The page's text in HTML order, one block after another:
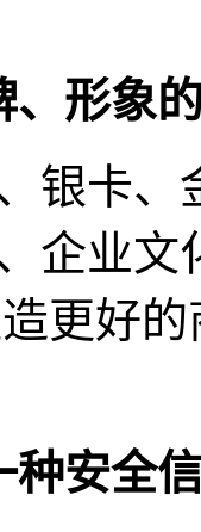
、形象
银卡
企业
更好
种安全